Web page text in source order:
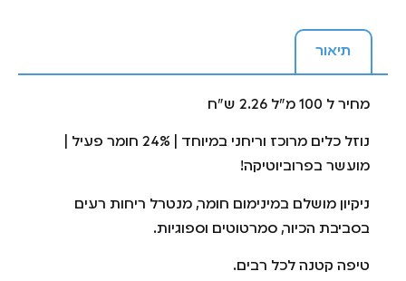
תיאור
מחיר ל 100 מ”ל 2.26 ש”ח
נוזל כלים מרוכז וריחני במיוחד | 24% חומר פעיל |
מועשר בפרוביוטיקה!
ניקיון מושלם במינימום חומר, מנטרל ריחות רעים
בסביבת הכיור, סמרטוטים וספוגיות.
טיפה קטנה לכל רבים.